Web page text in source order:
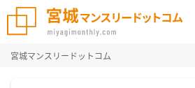
宮城マンスリードットコム